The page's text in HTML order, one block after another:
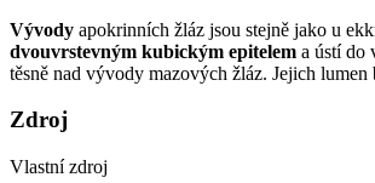
Vývody apokrinních žláz jsou stejně jako u
dvouvrstevným kubickým epitelem a ústí do
těsně nad vývody mazových žláz. Jejich lumen
Zdroj
Vlastní zdroj